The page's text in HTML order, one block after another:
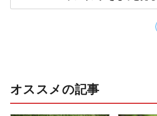
オススメの記事